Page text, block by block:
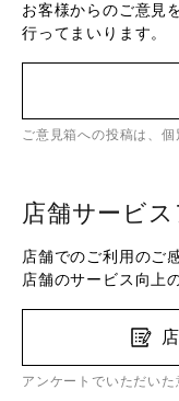
お客様からのご意見
行ってまいります。
ご意見箱への投稿は、個
店舗サービ
店舗でのご利用のご
店舗のサービス向上
アンケートでいただい